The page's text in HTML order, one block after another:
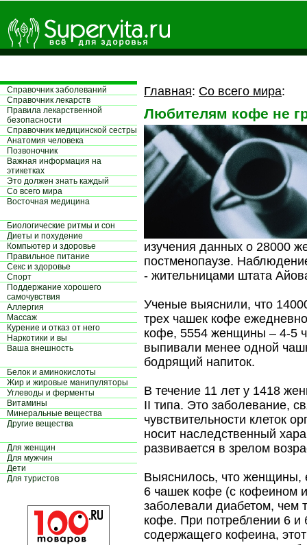
Справочник заболеваний
Справочник лекарств
Правила лекарственной
безопасности
Справочник медицинской сестры
Aнатомия человека
Позвоночник
Важная информация на
этикетках
Это должен знать каждый
Со всего мира
Восточная медицина
Биологические ритмы и сон
Диеты и похудение
Компьютер и здоровье
Правильное питание
Секс и здоровье
Спорт
Поддержание хорошего
самочувствия
Аллергия
Массаж
Курение и отказ от него
Наркотики и вы
Ваша внешность
Белок и аминокислоты
Жир и жировые манипуляторы
Углеводы и ферменты
Витамины
Минеральные вещества
Другие вещества
Для женщин
Для мужчин
Дети
Для туристов
Главная: Со всего мира:
Любителям кофе не
изучения данных о 28000
постменопаузе.
- жительницами штата
Ученые выяснили, что
трех чашек кофе
кофе, 5554 женщины – 4-5
выпивали менее одной
бодрящий напиток.
В течение 11 лет у 1418
II типа. Это заболевание,
чувствительности клеток
носит наследственный
развивается в зрелом
Выяснилось, что
6 чашек кофе (с кофеином
заболевали диабетом, чем
кофе. При потреблении 6
содержащего кофеина,